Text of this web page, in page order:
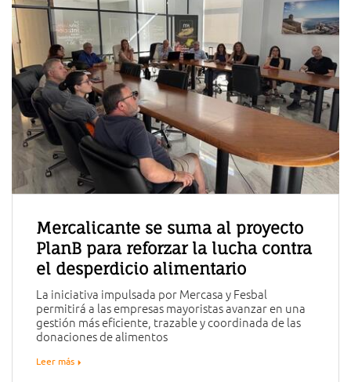
Mercalicante se suma al proyecto
PlanB para reforzar la lucha contra
el desperdicio alimentario
La iniciativa impulsada por Mercasa y Fesbal
permitirá a las empresas mayoristas avanzar en una
gestión más eficiente, trazable y coordinada de las
donaciones de alimentos
Leer más